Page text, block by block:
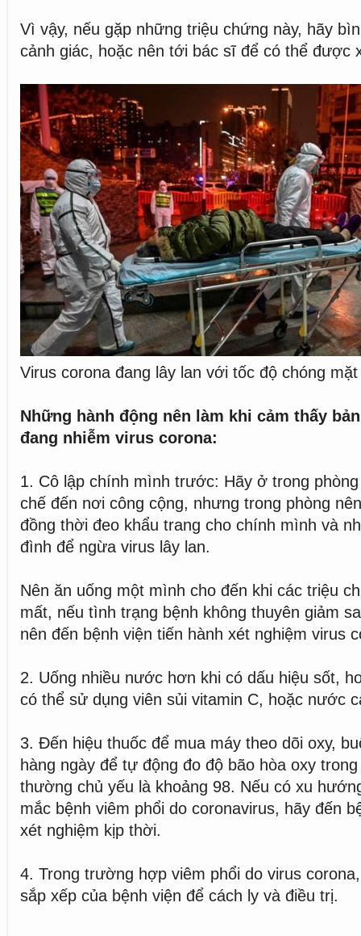
Vì vậy, nếu gặp những triệu chứng này, hãy
cảnh giác, hoặc nên tới bác sĩ để có thể được
Virus corona đang lây lan với tốc độ chóng mặt
Những hành động nên làm khi cảm thấy
đang nhiễm virus corona:
1. Cô lập chính mình trước: Hãy ở trong
chế đến nơi công cộng, nhưng trong phòng
đồng thời đeo khẩu trang cho chính mình và
đình để ngừa virus lây lan.
Nên ăn uống một mình cho đến khi các triệu
mất, nếu tình trạng bệnh không thuyên giảm
nên đến bệnh viện tiến hành xét nghiệm virus
2. Uống nhiều nước hơn khi có dấu hiệu sốt,
có thể sử dụng viên sủi vitamin C, hoặc nước
3. Đến hiệu thuốc để mua máy theo dõi oxy,
hàng ngày để tự động đo độ bão hòa oxy
thường chủ yếu là khoảng 98. Nếu có xu
mắc bệnh viêm phổi do coronavirus, hãy đến
xét nghiệm kịp thời.
4. Trong trường hợp viêm phổi do virus
sắp xếp của bệnh viện để cách ly và điều trị.